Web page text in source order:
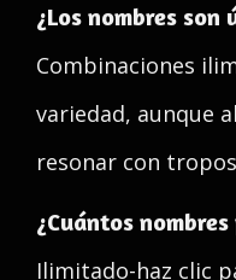
¿Los nombres son
Combinaciones
variedad, aunque
resonar con
¿Cuántos
Ilimitado-haz clic